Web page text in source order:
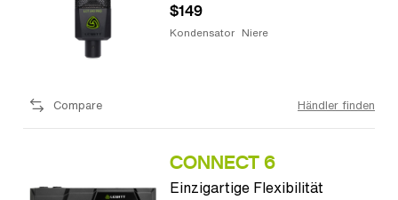
$149
Kondensator Niere
Compare Händler finden
CONNECT 6
Einzigartige Flexibilität